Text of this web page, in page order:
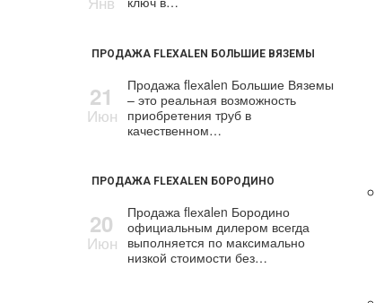
ПРОДАЖА FLEXALEN БОЛЬШИЕ ВЯЗЕМЫ
21
Июн
Продажа flехalеn Большие Вяземы
– это реальная возможность
приобретения тpуб в
качественном…
ПРОДАЖА FLEXALEN БОРОДИНО
20
Июн
Продажа flехalеn Бородино
официальным дилером всегда
выполняется по максимально
низкой стоимости без…